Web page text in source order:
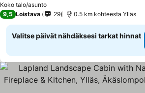
Koko talo/asunto
9,5 Loistava 29 0.5 km kohteesta Ylläs
Valitse päivät nähdäksesi tarkat hinnat